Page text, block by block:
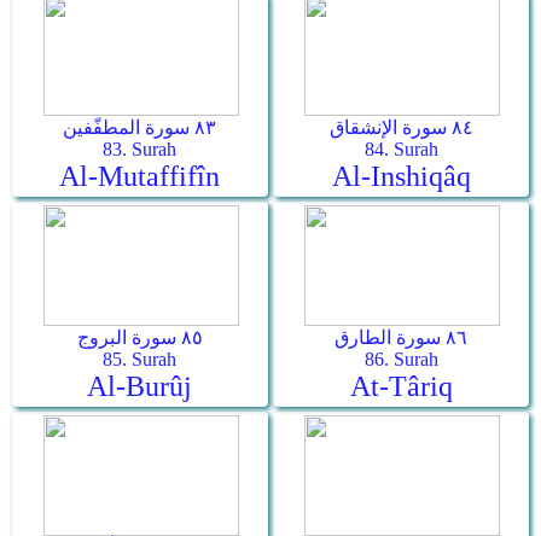
٨٣ سورة المطفّفين
83. Surah
Al-Mutaffifîn
٨٤ سورة الإنشقاق
84. Surah
Al-Inshiqâq
٨٥ سورة البروج
85. Surah
Al-Burûj
٨٦ سورة الطارق
86. Surah
At-Târiq